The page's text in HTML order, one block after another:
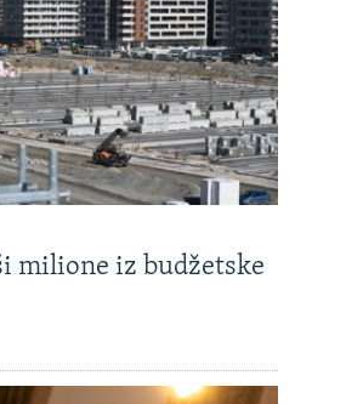
milione iz budžetske